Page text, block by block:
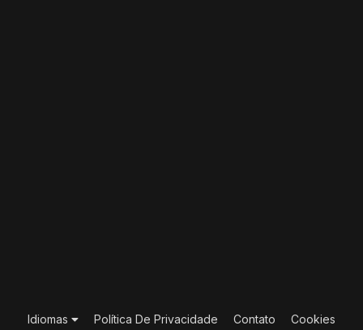
Idiomas Política De Privacidade Contato Cookies